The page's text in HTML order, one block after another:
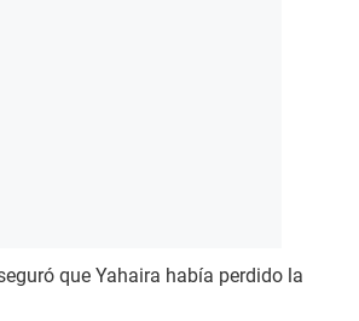
que Yahaira había perdido la